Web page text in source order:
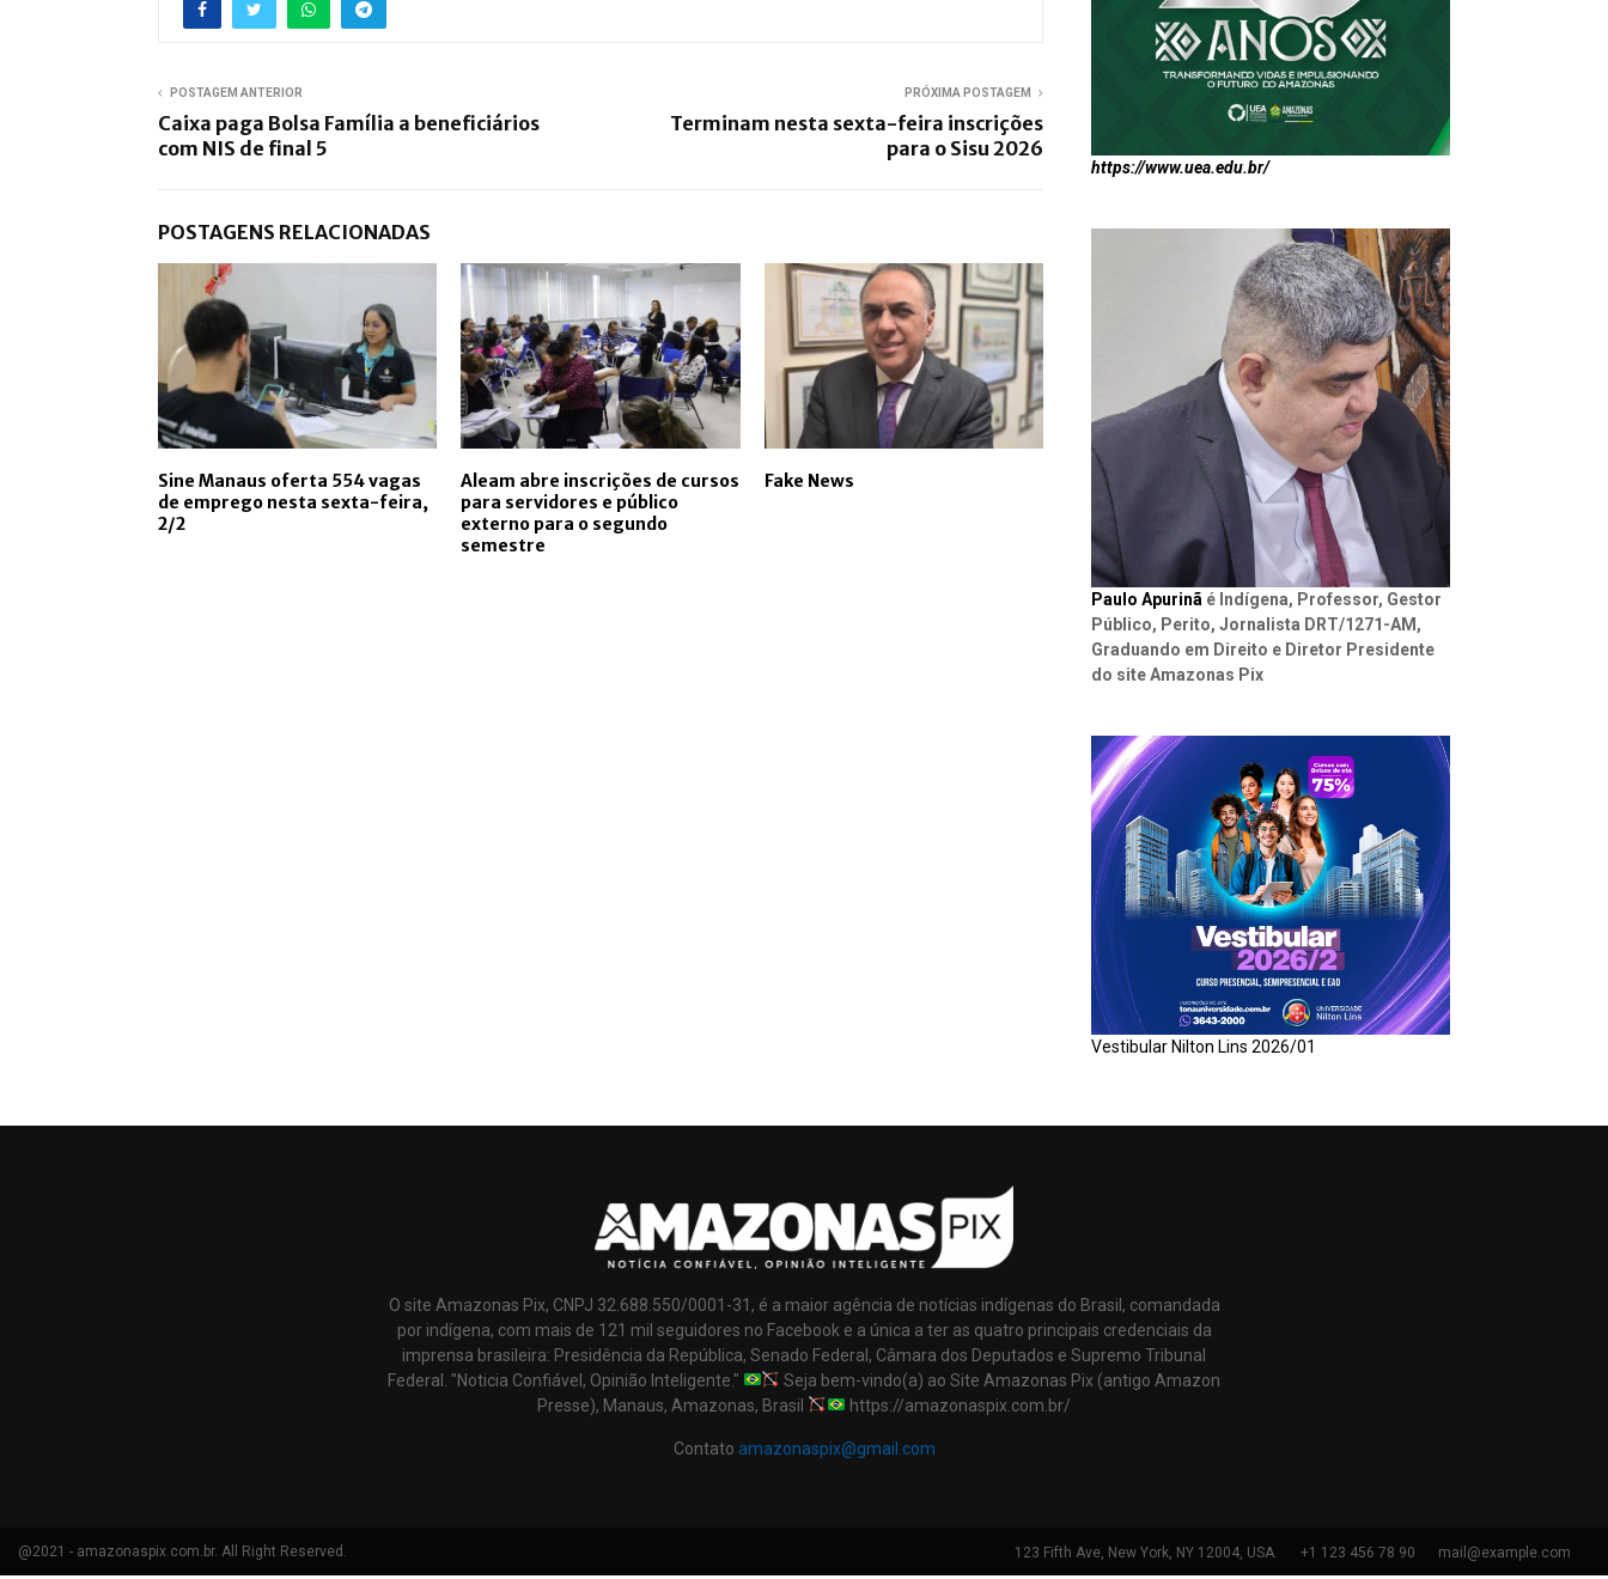
POSTAGEM ANTERIOR
Caixa paga Bolsa Família a beneficiários
com NIS de final 5
PRÓXIMA POSTAGEM
Terminam nesta sexta-feira inscrições
para o Sisu 2026
POSTAGENS RELACIONADAS
Sine Manaus oferta 554 vagas
de emprego nesta sexta-feira,
2/2
Aleam abre inscrições de cursos
para servidores e público
externo para o segundo
semestre
Fake News
https://www.uea.edu.br/
Paulo Apurinã é Indígena, Professor, Gestor
Público, Perito, Jornalista DRT/1271-AM,
Graduando em Direito e Diretor Presidente
do site Amazonas Pix
Vestibular Nilton Lins 2026/01
O site Amazonas Pix, CNPJ 32.688.550/0001-31, é a maior agência de notícias indígenas do Brasil, comandada
por indígena, com mais de 121 mil seguidores no Facebook e a única a ter as quatro principais credenciais da
imprensa brasileira: Presidência da República, Senado Federal, Câmara dos Deputados e Supremo Tribunal
Federal. "Noticia Confiável, Opinião Inteligente."
Seja bem-vindo(a) ao Site Amazonas Pix (antigo Amazon
Presse), Manaus, Amazonas, Brasil
https://amazonaspix.com.br/
Contato amazonaspix@gmail.com
@2021 - amazonaspix.com.br. All Right Reserved. 123 Fifth Ave, New York, NY 12004, USA. +1 123 456 78 90 mail@example.com